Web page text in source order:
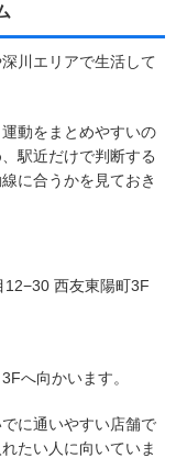
川エリアで生活して
動をまとめやすいの
駅近だけで判断する
に合うかを見ておき
西友東陽町3F
へ向かいます。
に通いやすい店舗で
たい人に向いていま